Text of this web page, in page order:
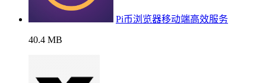
Pi币浏览器移动端高效服务
40.4 MB